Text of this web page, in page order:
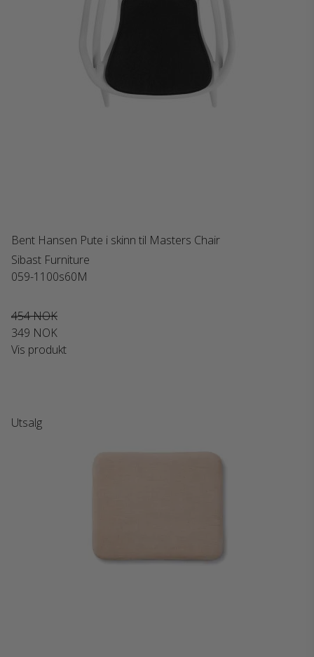
Bent Hansen Pute i skinn til Masters Chair
Sibast Furniture
059-1100s60M
454 NOK
349 NOK
Vis produkt
Utsalg